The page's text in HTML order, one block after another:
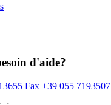
d'aide?
Fax +39 055 7193507